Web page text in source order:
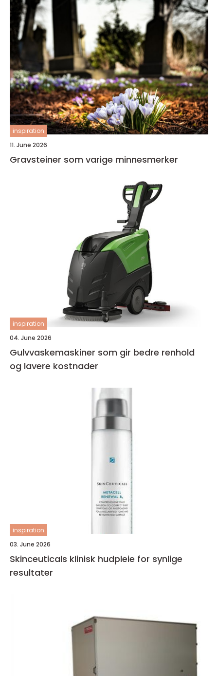
inspiration
11. June 2026
Gravsteiner som varige minnesmerker
inspiration
04. June 2026
Gulvvaskemaskiner som gir bedre renhold
og lavere kostnader
inspiration
03. June 2026
Skinceuticals klinisk hudpleie for synlige
resultater